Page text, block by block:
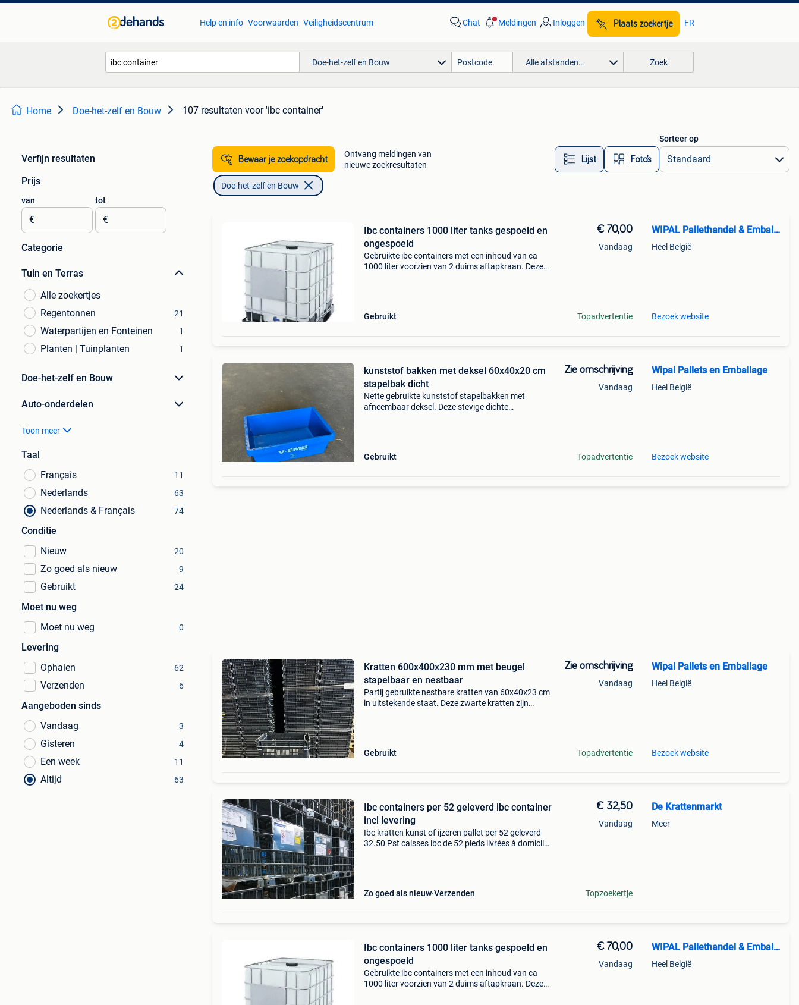
Help en info Voorwaarden Veiligheidscentrum Chat Meldingen Inloggen Plaats zoekertje FR
Doe-het-zelf en Bouw Alle afstanden… Zoek
Home Doe-het-zelf en Bouw 107 resultaten voor 'ibc container'
Verfijn resultaten
Prijs
van
€
tot
€
Categorie
Tuin en Terras
Alle zoekertjes
Regentonnen
21
Waterpartijen en Fonteinen 1
Planten | Tuinplanten 1
Doe-het-zelf en Bouw
Auto-onderdelen
Toon meer
Taal
Français
11
Nederlands 63
Nederlands & Français 74
Conditie
Nieuw
20
Zo goed als nieuw 9
Gebruikt 24
Moet nu weg
Moet nu weg
0
Levering
Ophalen
62
Verzenden 6
Aangeboden sinds
Vandaag
3
Gisteren 4
Een week 11
Altijd 63
Bewaar je zoekopdracht
Ontvang meldingen van
nieuwe zoekresultaten
Lijst Foto’s
Sorteer op
Doe-het-zelf en Bouw
Ibc containers 1000 liter tanks gespoeld en
ongespoeld
Gebruikte ibc containers met een inhoud van ca
1000 liter voorzien van 2 duims aftapkraan. Deze
Gebruikt
€ 70,00
Vandaag
Topadvertentie
WIPAL Pallethandel & Emballage
Heel België
Bezoek website
kunststof bakken met deksel 60x40x20 cm
stapelbak dicht
Nette gebruikte kunststof stapelbakken met
afneembaar deksel. Deze stevige dichte
Gebruikt
Zie omschrijving
Vandaag
Topadvertentie
Wipal Pallets en Emballage
Heel België
Bezoek website
Kratten 600x400x230 mm met beugel
stapelbaar en nestbaar
Partij gebruikte nestbare kratten van 60x40x23 cm
in uitstekende staat. Deze zwarte kratten zijn
Gebruikt
Zie omschrijving
Vandaag
Topadvertentie
Wipal Pallets en Emballage
Heel België
Bezoek website
Ibc containers per 52 geleverd ibc container
incl levering
Ibc kratten kunst of ijzeren pallet per 52 geleverd
32.50 Pst caisses ibc de 52 pieds livrées à domicile :
Zo goed als nieuw Verzenden
€ 32,50
Vandaag
Topzoekertje
De Krattenmarkt
Meer
Ibc containers 1000 liter tanks gespoeld en
ongespoeld
Gebruikte ibc containers met een inhoud van ca
1000 liter voorzien van 2 duims aftapkraan. Deze
€ 70,00
Vandaag
WIPAL Pallethandel & Emballage
Heel België